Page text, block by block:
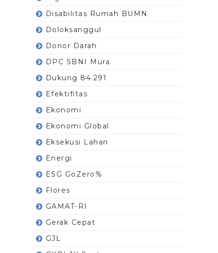
Disabilitas Rumah BUMN
Doloksanggul
Donor Darah
DPC SBNI Mura
Dukung 84.291
Efektifitas
Ekonomi
Ekonomi Global
Eksekusi Lahan
Energi
ESG GoZero%
Flores
GAMAT-RI
Gerak Cepat
GJL